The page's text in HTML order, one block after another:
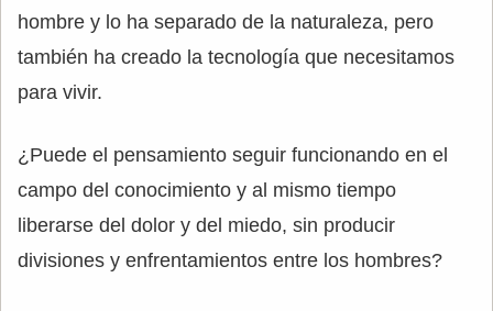
hombre y lo ha separado de la naturaleza, pero
también ha creado la tecnología que necesitamos
para vivir.
¿Puede el pensamiento seguir funcionando en el
campo del conocimiento y al mismo tiempo
liberarse del dolor y del miedo, sin producir
divisiones y enfrentamientos entre los hombres?